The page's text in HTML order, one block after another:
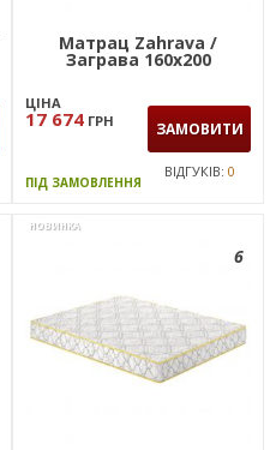
Матрац Zahrava /
Заграва 160х200
ЦІНА
17 674 ГРН ЗАМОВИТИ
ПІД ЗАМОВЛЕННЯ
ВІДГУКІВ: 0
НОВИНКА
6